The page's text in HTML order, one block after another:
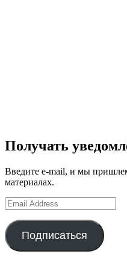
Получать
Введите e-mail, и мы
материалах.
Email
Address
Подписаться